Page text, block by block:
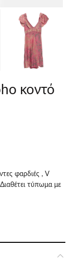
κοντό
φαρδιές , V
τύπωμα με